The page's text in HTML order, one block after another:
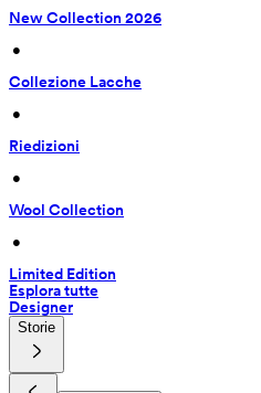
New Collection 2026
•
Collezione Lacche
•
Riedizioni
•
Wool Collection
•
Limited Edition
Esplora tutte
Designer
Storie